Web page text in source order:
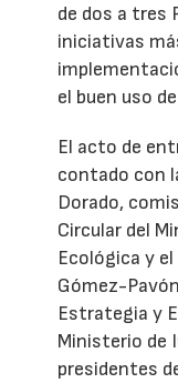
de dos a tres
iniciativas
el buen uso
El acto de
contado con
Dorado,
Circular del
Ecológica y
Gómez-
Estrategia y
Ministerio de
presidentes